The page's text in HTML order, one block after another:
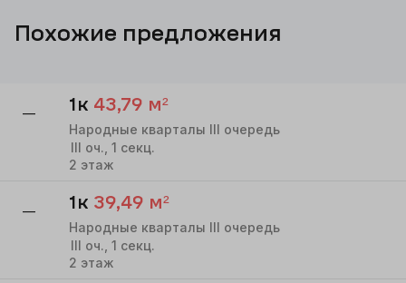
Похожие предложения
— 1к 43,79 м²
Народные кварталы III очередь
III оч., 1 секц.
2 этаж
— 1к 39,49 м²
Народные кварталы III очередь
III оч., 1 секц.
2 этаж